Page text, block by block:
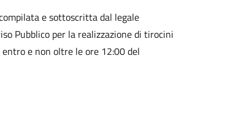
e sottoscritta dal legale
Pubblico per la realizzazione di tirocini
entro e non oltre le ore 12:00 del